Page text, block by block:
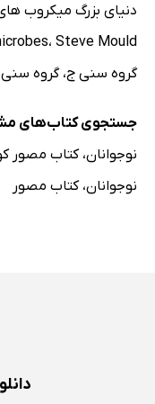
دنیای بزرگ میکروب
، Steve Mould
گروه سنی ج،گروه
جستجوی کتاب‌های
نوجوانان،کتاب مصور
نوجوانان،کتاب مصور